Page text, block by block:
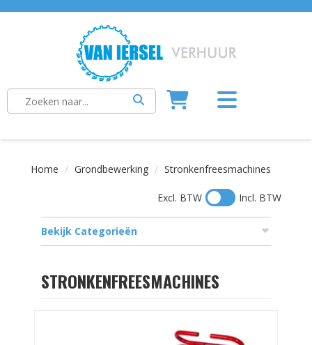
Home Grondbewerking Stronkenfreesmachines
Excl. BTW Incl. BTW
Bekijk Categorieën
STRONKENFREESMACHINES